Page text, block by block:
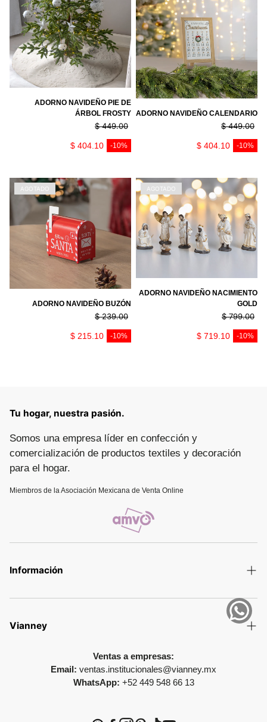
ADORNO NAVIDEÑO PIE DE
ÁRBOL FROSTY
$ 404.10 -10%
$ 449.00
ADORNO NAVIDEÑO CALENDARIO
$ 404.10 -10%
$ 449.00
AGOTADO
ADORNO NAVIDEÑO BUZÓN
$ 215.10 -10%
$ 239.00
AGOTADO
ADORNO NAVIDEÑO NACIMIENTO
GOLD
$ 719.10 -10%
$ 799.00
Tu hogar, nuestra pasión.
Somos una empresa líder en confección y
comercialización de productos textiles y decoración
para el hogar.
Miembros de la Asociación Mexicana de Venta Online
Información
Términos y Condiciones
Aviso de privacidad
Promesa de entrega
Preguntas Frecuentes
Vianney
Ventas a empresas:
Email: ventas.institucionales@vianney.mx
WhatsApp: +52 449 548 66 13